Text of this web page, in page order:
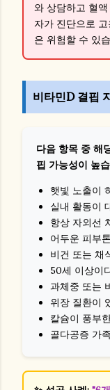
와 상담하고 혈
자가 진단으로
은 위험할 수 있
비타민D 결핍
다음 항목 중 해
핍 가능성이 높
햇빛 노출이
실내 활동이
항상 자외선
어두운 피부
비건 또는 채
50세 이상이
과체중 또는
위장 질환이
칼슘이 풍부
골다공증 가